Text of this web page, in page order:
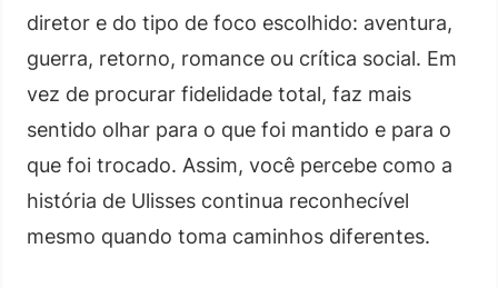
diretor e do tipo de foco escolhido: aventura,
guerra, retorno, romance ou crítica social. Em
vez de procurar fidelidade total, faz mais
sentido olhar para o que foi mantido e para o
que foi trocado. Assim, você percebe como a
história de Ulisses continua reconhecível
mesmo quando toma caminhos diferentes.